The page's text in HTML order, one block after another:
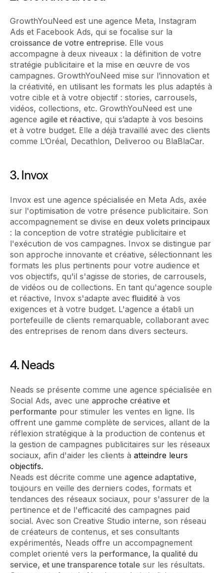
GrowthYouNeed est une agence Meta, Instagram
Ads et Facebook Ads, qui se focalise sur la
croissance de votre entreprise. Elle vous
accompagne à deux niveaux : la définition de votre
stratégie publicitaire et la mise en œuvre de vos
campagnes. GrowthYouNeed mise sur l’innovation et
la créativité, en utilisant les formats les plus adaptés à
votre cible et à votre objectif : stories, carrousels,
vidéos, collections, etc. GrowthYouNeed est une
agence agile et réactive, qui s’adapte à vos besoins
et à votre budget. Elle a déjà travaillé avec des clients
comme L’Oréal, Decathlon, Deliveroo ou BlaBlaCar.
3. Invox
Invox est une agence spécialisée en Meta Ads, axée
sur l'optimisation de votre présence publicitaire. Son
accompagnement se divise en deux volets principaux
: la conception de votre stratégie publicitaire et
l'exécution de vos campagnes. Invox se distingue par
son approche innovante et créative, sélectionnant les
formats les plus pertinents pour votre audience et
vos objectifs, qu'il s'agisse de stories, de carrousels,
de vidéos ou de collections. En tant qu'agence souple
et réactive, Invox s'adapte avec fluidité à vos
exigences et à votre budget. L'agence a établi un
portefeuille de clients remarquable, collaborant avec
des entreprises de renom dans divers secteurs.
4. Neads
Neads se présente comme une agence spécialisée en
Social Ads, avec une approche créative et
performante pour stimuler les ventes en ligne. Ils
offrent une gamme complète de services, allant de la
réflexion stratégique à la production de contenus et
la gestion de campagnes publicitaires sur les réseaux
sociaux, afin d'aider les clients à atteindre leurs
objectifs.
Neads est décrite comme une agence adaptative,
toujours en veille des derniers codes, formats et
tendances des réseaux sociaux, pour s'assurer de la
pertinence et de l'efficacité des campagnes paid
social. Avec son Creative Studio interne, son réseau
de créateurs de contenus, et ses consultants
expérimentés, Neads offre un accompagnement
complet orienté vers la performance, la qualité du
service, et une transparence totale sur les résultats​​.